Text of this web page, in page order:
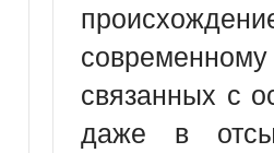
связанных с
даже в